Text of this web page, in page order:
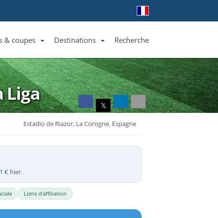
Liste des clubs et équipes
& coupes
Liste des ligues et coupes
Destinations
Toutes les destinations
Recherche
Liga
𝕏
Estadio de Riazor, La Corogne, Espagne
€ hier.
Liens d'affiliation